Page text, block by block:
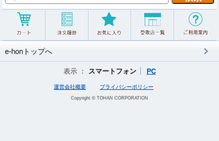
e-honトップへ
表示 ： スマートフォン PC
運営会社概要 プライバシーポリシー
Copyright © TOHAN CORPORATION